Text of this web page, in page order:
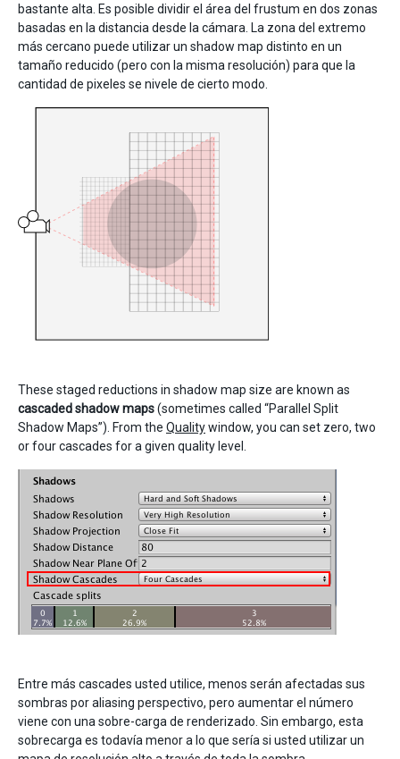
bastante alta. Es posible dividir el área del frustum en dos zonas
basadas en la distancia desde la cámara. La zona del extremo
más cercano puede utilizar un shadow map distinto en un
tamaño reducido (pero con la misma resolución) para que la
cantidad de pixeles se nivele de cierto modo.
These staged reductions in shadow map size are known as
cascaded shadow maps(sometimes called “Parallel Split
Shadow Maps”). From the Qualitywindow, you can set zero, two
or four cascades for a given quality level.
Entre más cascades usted utilice, menos serán afectadas sus
sombras por aliasing perspectivo, pero aumentar el número
viene con una sobre-carga de renderizado. Sin embargo, esta
sobrecarga es todavía menor a lo que sería si usted utilizar un